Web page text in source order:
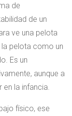
de
de un
ve una pelota
pelota como un
Es un
aunque a
la infancia.
físico, ese